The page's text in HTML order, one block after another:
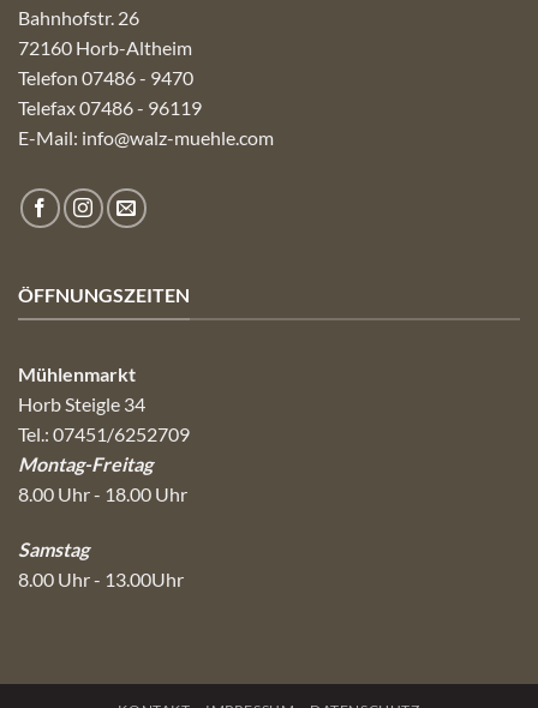
Bahnhofstr. 26
72160 Horb-Altheim
Telefon 07486 - 9470
Telefax 07486 - 96119
E-Mail: info@walz-muehle.com
ÖFFNUNGSZEITEN
Mühlenmarkt
Horb Steigle 34
Tel.: 07451/6252709
Montag-Freitag
8.00 Uhr - 18.00 Uhr
Samstag
8.00 Uhr - 13.00Uhr